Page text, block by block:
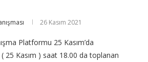
26 Kasım 2021
Platformu 25 Kasım’da
25 Kasım ) saat 18.00 da toplanan